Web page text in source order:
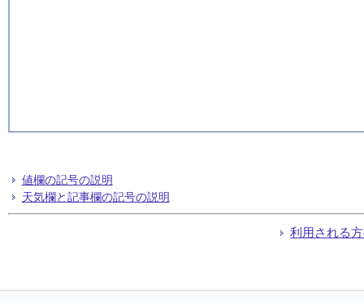
値欄の記号の説明
天気欄と記事欄の記号の説明
利用される